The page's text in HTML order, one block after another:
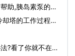
助,胰岛素泵的七
却塔的工作过程…
?看了你就不在烦